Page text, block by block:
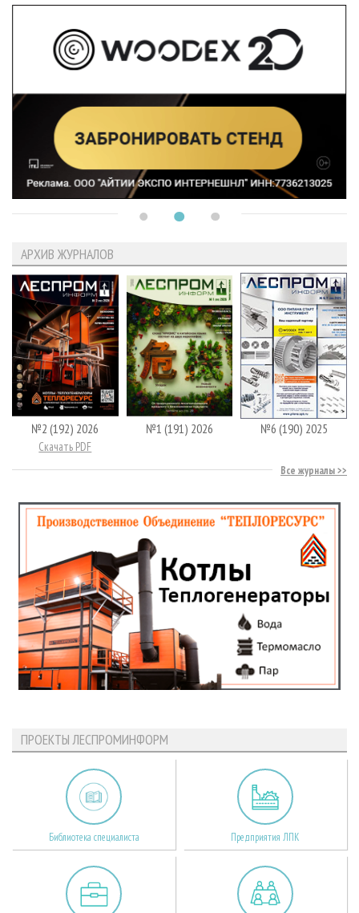
АРХИВ ЖУРНАЛОВ
№2 (192) 2026
Скачать PDF
№1 (191) 2026 №6 (190) 2025
Все журналы
ПРОЕКТЫ ЛЕСПРОМИНФОРМ
Библиотека специалиста Предприятия ЛПК